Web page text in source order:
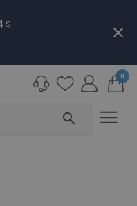
S close
search
0